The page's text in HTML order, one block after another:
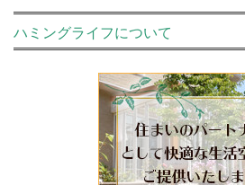
ハミングライフについて